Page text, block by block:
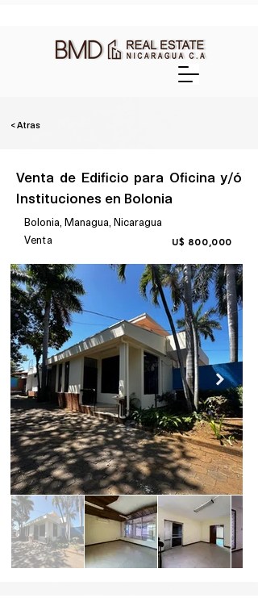
< Atras
Venta de Edificio para Oficina y/ó
Instituciones en Bolonia
Bolonia, Managua, Nicaragua
Venta
U$ 800,000